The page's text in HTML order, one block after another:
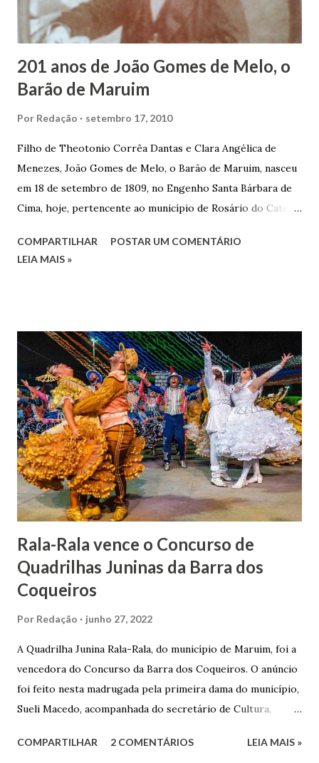
que trabalhar copiosamente fora de seu horário normal em
trocas de gorjetas que c...
201 anos de João Gomes de Melo, o
Barão de Maruim
Por Redação setembro 17, 2010
Filho de Theotonio Corrêa Dantas e Clara Angélica de
Menezes, João Gomes de Melo, o Barão de Maruim, nasceu
em 18 de setembro de 1809, no Engenho Santa Bárbara de
Cima, hoje, pertencente ao município de Rosário do Catete.
José de Faro Leitão, porém o casamento acabou com o
indiciamento para apropriar-se da volumosa herança. Em
1862, transferiu-se para o Rio de Janeiro e casou-se com
uma irmã do Visconde de Uruguai. O Barão de Maruim
apresentou uma grande dedicação à atividade agrícola, que
lhe proporcionou uma grande reserva financeira. João
Gomes de Melo mandou construir a Igreja Matriz de Nosso
Senhor Bom Jesus dos Passos, que foi inaugurada em 1862 e
doada ao vigário Pe. José Joaquim de Vasconcelos. A Igreja
Matriz...
COMPARTILHAR
POSTAR UM COMENTÁRIO
LEIA MAIS »
Rala-Rala vence o Concurso de
Quadrilhas Juninas da Barra dos
Coqueiros
Por Redação junho 27, 2022
A Quadrilha Junina Rala-Rala, do município de Maruim, foi a
vencedora do Concurso da Barra dos Coqueiros. O anúncio
foi feito nesta madrugada pela primeira dama do município,
Sueli Macedo, acompanhada do secretário de Cultura,
Roberto Fernandes dos Santos Júnior, e na presença dos
COMPARTILHAR 2 COMENTÁRIOS LEIA MAIS »